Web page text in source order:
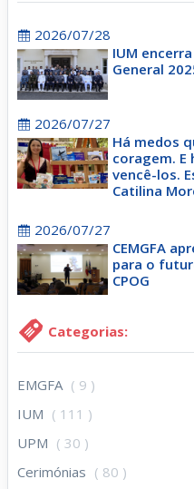
2026/07/28
IUM
General
2026/07/27
Há medos
coragem. E
vencê-los.
Catilina
2026/07/27
CEMGFA
para o
CPOG
Categorias:
EMGFA ( 9 )
IUM ( 111 )
UPM ( 30 )
Cerimónias ( 80 )